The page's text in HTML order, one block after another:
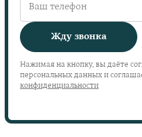
Жду звонка
Нажимая на кнопку, вы даёте
персональных данных и
конфиденциальности